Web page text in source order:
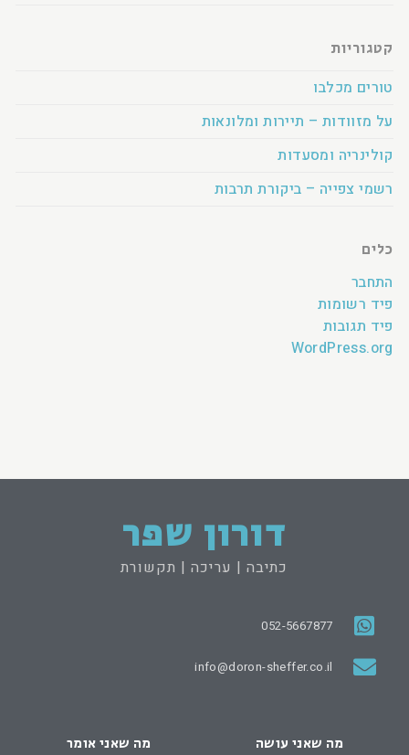
קטגוריות
טורים מכלבו
על מזוודות – תיירות ומלונאות
קולינריה ומסעדות
רשמי צפייה – ביקורת תרבות
כלים
התחבר
פיד רשומות
פיד תגובות
WordPress.org
דורון שפר
כתיבה | עריכה | תקשורת
052-5667877
info@doron-sheffer.co.il
מה שאני עושה מה שאני אומר